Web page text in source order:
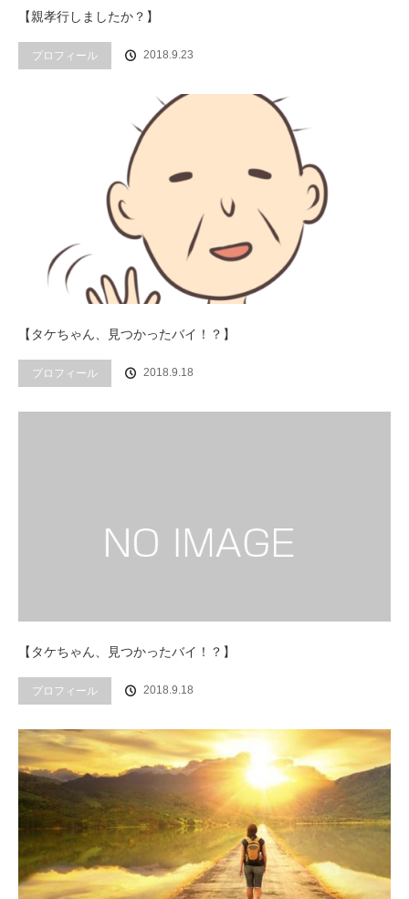
【親孝行しましたか？】
プロフィール 2018.9.23
【タケちゃん、見つかったバイ！？】
プロフィール 2018.9.18
【タケちゃん、見つかったバイ！？】
プロフィール 2018.9.18